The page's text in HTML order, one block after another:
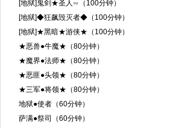
[地狱]鬼剑★圣人∽（100分钟）
[地狱]◆狂飙毁灭者◆（100分钟）
[地狱]★黑暗★游侠★（100分钟）
★恶兽●牛魔★（80分钟）
★魔界●法师★（80分钟）
★恶匪●头领★（80分钟）
★三军●将领★（80分钟）
地狱●使者（60分钟）
萨满●祭司（60分钟）